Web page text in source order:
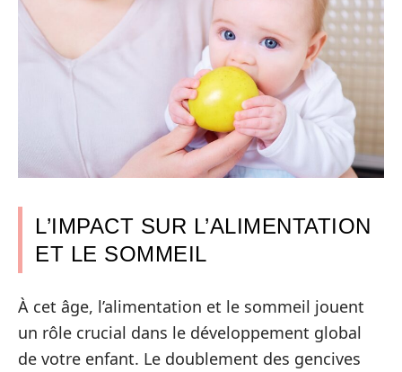
L’IMPACT SUR L’ALIMENTATION
ET LE SOMMEIL
À cet âge, l’alimentation et le sommeil jouent
un rôle crucial dans le développement global
de votre enfant. Le doublement des gencives